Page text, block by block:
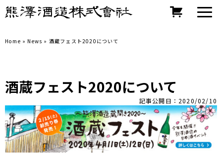
Home » News » 酒蔵フェスト2020について
酒蔵フェスト2020について
記事公開日：2020/02/10